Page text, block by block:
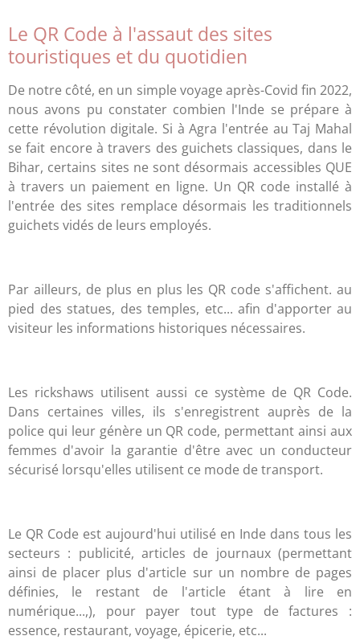
Le QR Code à l'assaut des sites
touristiques et du quotidien
De notre côté, en un simple voyage après-Covid fin 2022,
nous avons pu constater combien l'Inde se prépare à
cette révolution digitale. Si à Agra l'entrée au Taj Mahal
se fait encore à travers des guichets classiques, dans le
Bihar, certains sites ne sont désormais accessibles QUE
à travers un paiement en ligne. Un QR code installé à
l'entrée des sites remplace désormais les traditionnels
guichets vidés de leurs employés.
Par ailleurs, de plus en plus les QR code s'affichent. au
pied des statues, des temples, etc... afin d'apporter au
visiteur les informations historiques nécessaires.
Les rickshaws utilisent aussi ce système de QR Code.
Dans certaines villes, ils s'enregistrent auprès de la
police qui leur génère un QR code, permettant ainsi aux
femmes d'avoir la garantie d'être avec un conducteur
sécurisé lorsqu'elles utilisent ce mode de transport.
Le QR Code est aujourd'hui utilisé en Inde dans tous les
secteurs : publicité, articles de journaux (permettant
ainsi de placer plus d'article sur un nombre de pages
définies, le restant de l'article étant à lire en
numérique...,), pour payer tout type de factures :
essence, restaurant, voyage, épicerie, etc...